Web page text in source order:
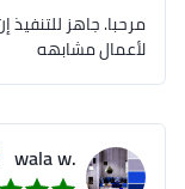
مرحبا. جاهز للتنفيذ
لأعمال مشابهه
.wala w